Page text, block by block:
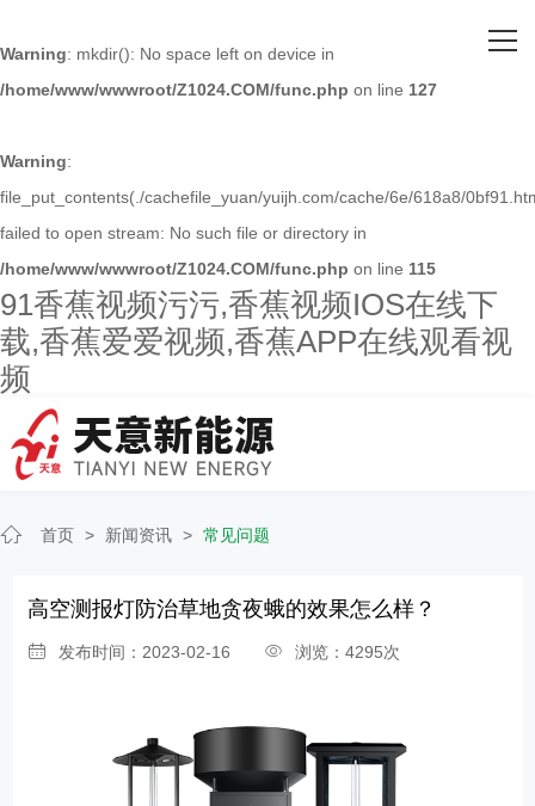
Warning: mkdir(): No space left on device in
/home/www/wwwroot/Z1024.COM/func.php on line 127
Warning:
file_put_contents(./cachefile_yuan/yuijh.com/cache/6e/618a8/
failed to open stream: No such file or directory in
/home/www/wwwroot/Z1024.COM/func.php on line 115
91香蕉视频污污,香蕉视频IOS在线下
载,香蕉爱爱视频,香蕉APP在线观看视
频
关于91香蕉视频污污
主营产品
人才招聘
新闻资讯
联系91香蕉视频污污
首页 > 新闻资讯 > 常见问题
高空测报灯防治草地贪夜蛾的效果怎么样？
发布时间：2023-02-16 浏览：4295次